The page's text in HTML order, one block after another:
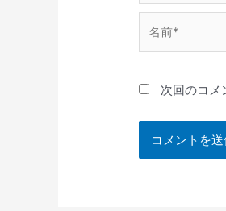
前
次回のコメ